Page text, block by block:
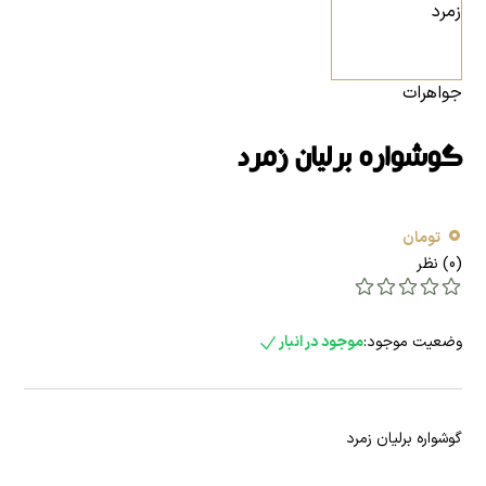
جواهرات
گوشواره برلیان زمرد
0 تومان
(0) نظر
وضعیت موجود:موجود در انبار
گوشواره برلیان زمرد